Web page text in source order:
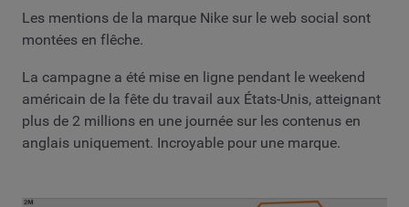
Les mentions de la marque Nike sur le web social sont
montées en flêche.
La campagne a été mise en ligne pendant le weekend
américain de la fête du travail aux États-Unis, atteignant
plus de 2 millions en une journée sur les contenus en
anglais uniquement. Incroyable pour une marque.